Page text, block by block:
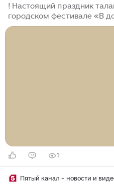
! Настоящий праздник таланта состоялся на
городском фестивале «В
«Новые вершины», и
1
Пятый канал - новости и